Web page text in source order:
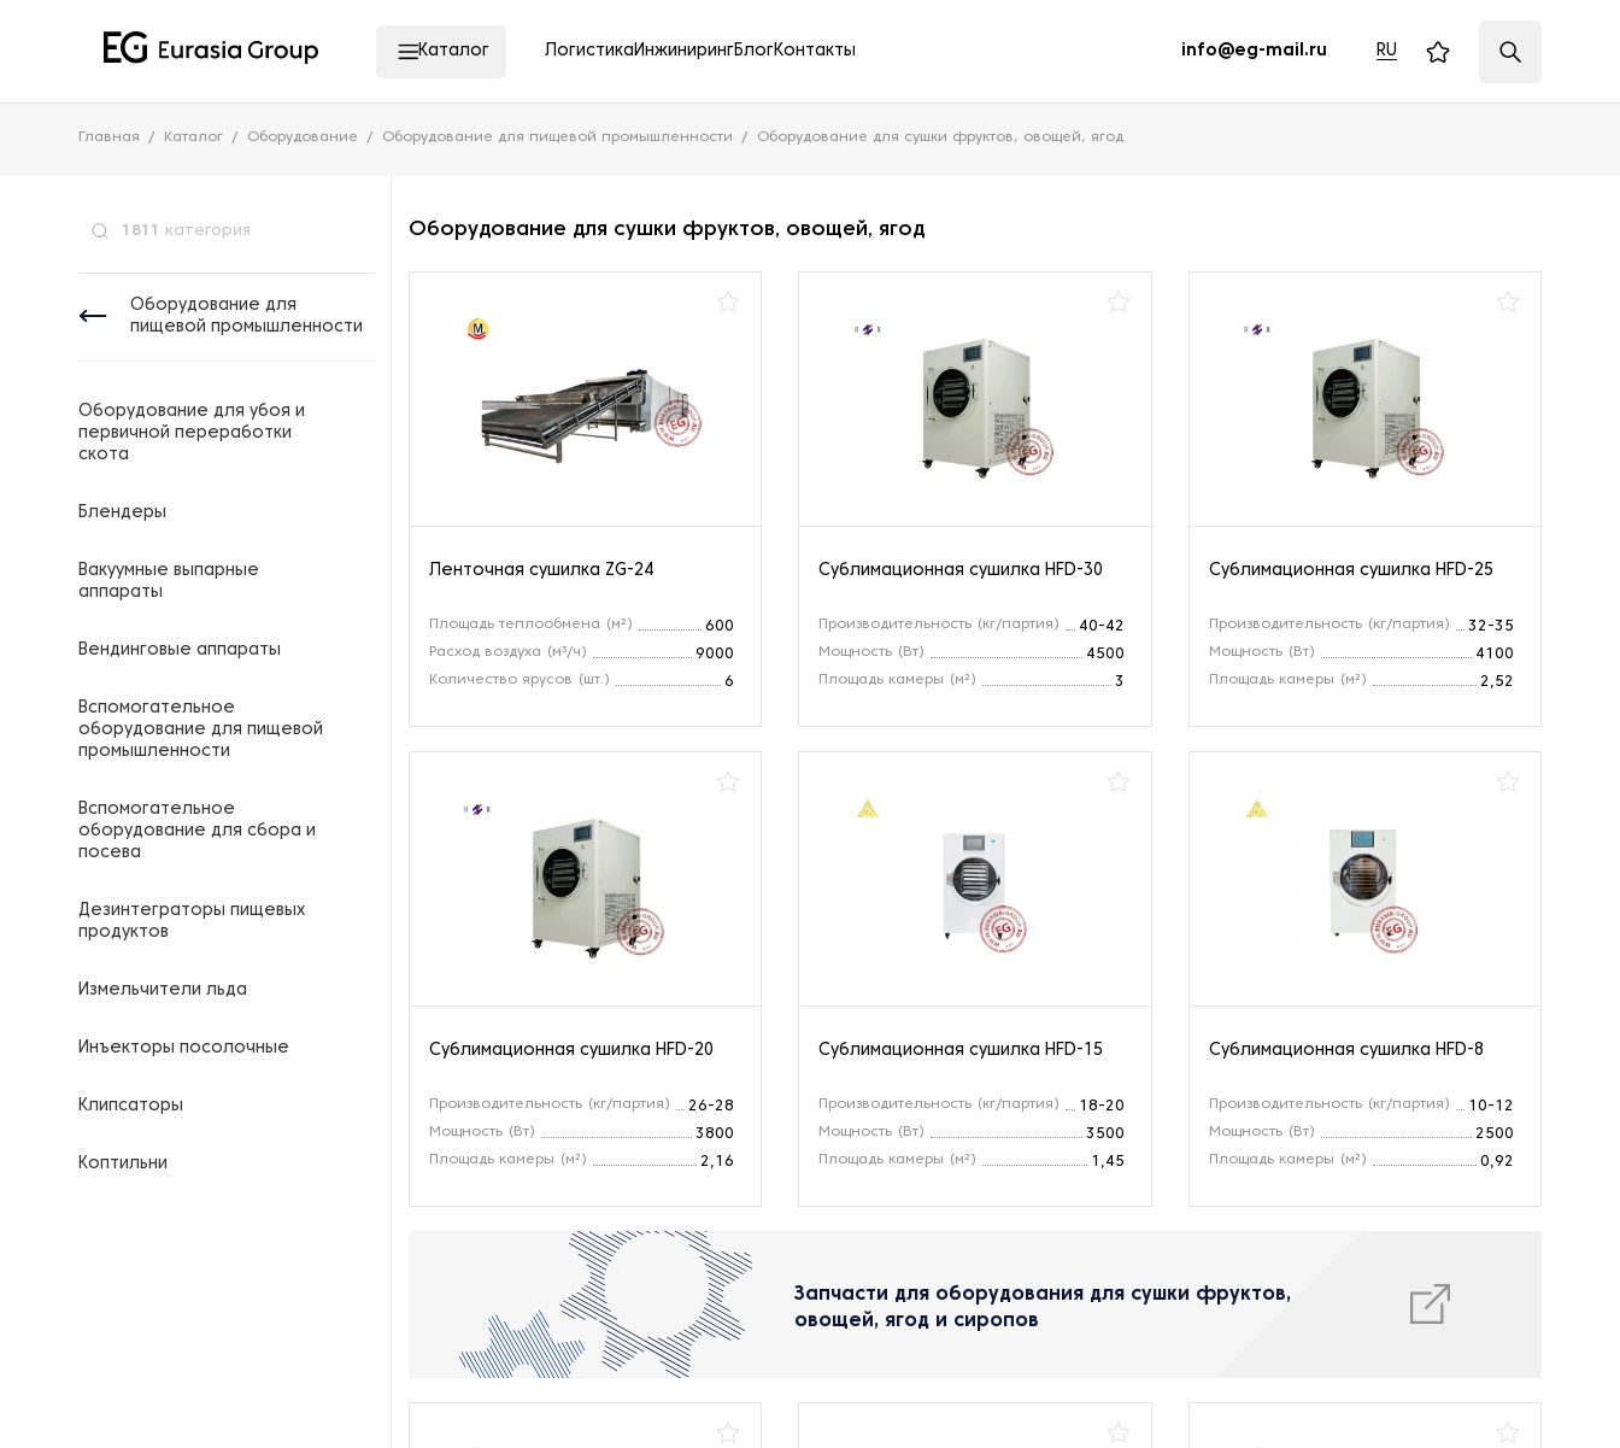
Каталог Логистика ИнжинирингБлогКонтакты info@eg-mail.ru RU
Главная Каталог Оборудование Оборудование для пищевой промышленности Оборудование для сушки фруктов, овощей, ягод
1811 категория
Оборудование для
пищевой промышленности
Оборудование для убоя и
первичной переработки
скота
Блендеры
Вакуумные выпарные
аппараты
Вендинговые аппараты
Вспомогательное
оборудование для пищевой
промышленности
Вспомогательное
оборудование для сбора и
посева
Дезинтеграторы пищевых
продуктов
Измельчители льда
Инъекторы посолочные
Клипсаторы
Коптильни
Оборудование для сушки фруктов, овощей, ягод
Ленточная сушилка ZG-24
Площадь теплообмена (м²)
600
Расход воздуха (м³/ч)
9000
Количество ярусов (шт.)
6
Сублимационная сушилка HFD-30
Производительность (кг/партия)
40-42
Мощность (Вт)
4500
Площадь камеры (м²)
3
Сублимационная сушилка HFD-25
Производительность (кг/партия)
32-35
Мощность (Вт)
4100
Площадь камеры (м²)
2,52
Сублимационная сушилка HFD-20
Производительность (кг/партия)
26-28
Мощность (Вт)
3800
Площадь камеры (м²)
2,16
Сублимационная сушилка HFD-15
Производительность (кг/партия)
18-20
Мощность (Вт)
3500
Площадь камеры (м²)
1,45
Сублимационная сушилка HFD-8
Производительность (кг/партия)
10-12
Мощность (Вт)
2500
Площадь камеры (м²)
0,92
Запчасти для оборудования для сушки фруктов,
овощей, ягод и сиропов